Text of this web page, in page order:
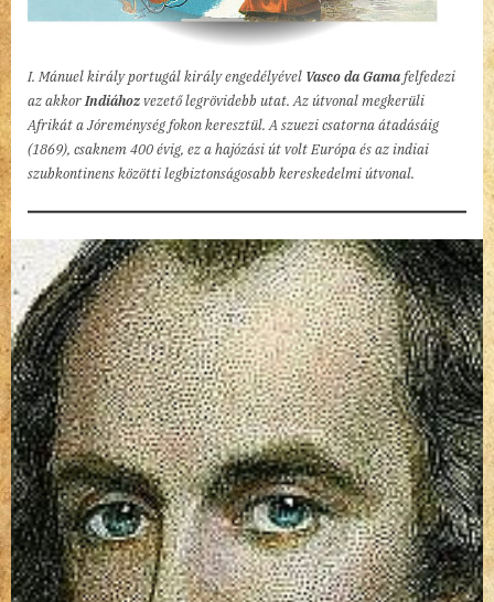
I. Mánuel király portugál király engedélyével Vasco da Gamafelfedezi
az akkorIndiáhozvezető legrövidebb utat. Az útvonal megkerüli
Afrikát a Jóreménység fokon keresztül. A szuezi csatorna átadásáig
(1869), csaknem 400 évig, ez a hajózási út volt Európa és az indiai
szubkontinens közötti legbiztonságosabb kereskedelmi útvonal.